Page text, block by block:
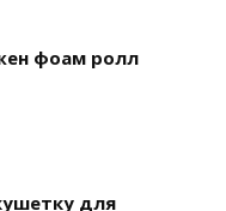
фоам ролл
для